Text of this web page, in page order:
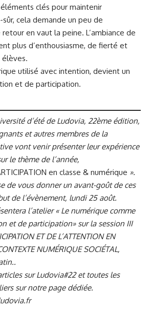
clés pour maintenir
cela demande un peu de
en vaut la peine. L’ambiance de
plus d’enthousiasme, de fierté et
élèves.
utilisé avec intention, devient un
et de participation.
d’été de Ludovia, 22ème édition,
et autres membres de la
vont venir présenter leur expérience
le thème de l’année,
en classe & numérique ».
de vous donner un avant-goût de ces
de l’évènement, lundi 25 août.
l’atelier « Le numérique comme
et de participation» sur la session III
ET DE L’ATTENTION EN
NUMÉRIQUE SOCIÉTAL,
sur Ludovia#22 et toutes les
surnotre page dédiée.